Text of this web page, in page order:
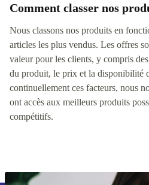
Comment classer nos
Nous classons nos produits en
articles les plus vendus. Les offres
valeur pour les clients, y compris
du produit, le prix et la disponibilité
continuellement ces facteurs, nous
ont accès aux meilleurs produits
compétitifs.